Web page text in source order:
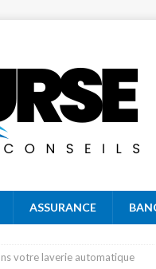
ASSURANCE
votre laverie automatique